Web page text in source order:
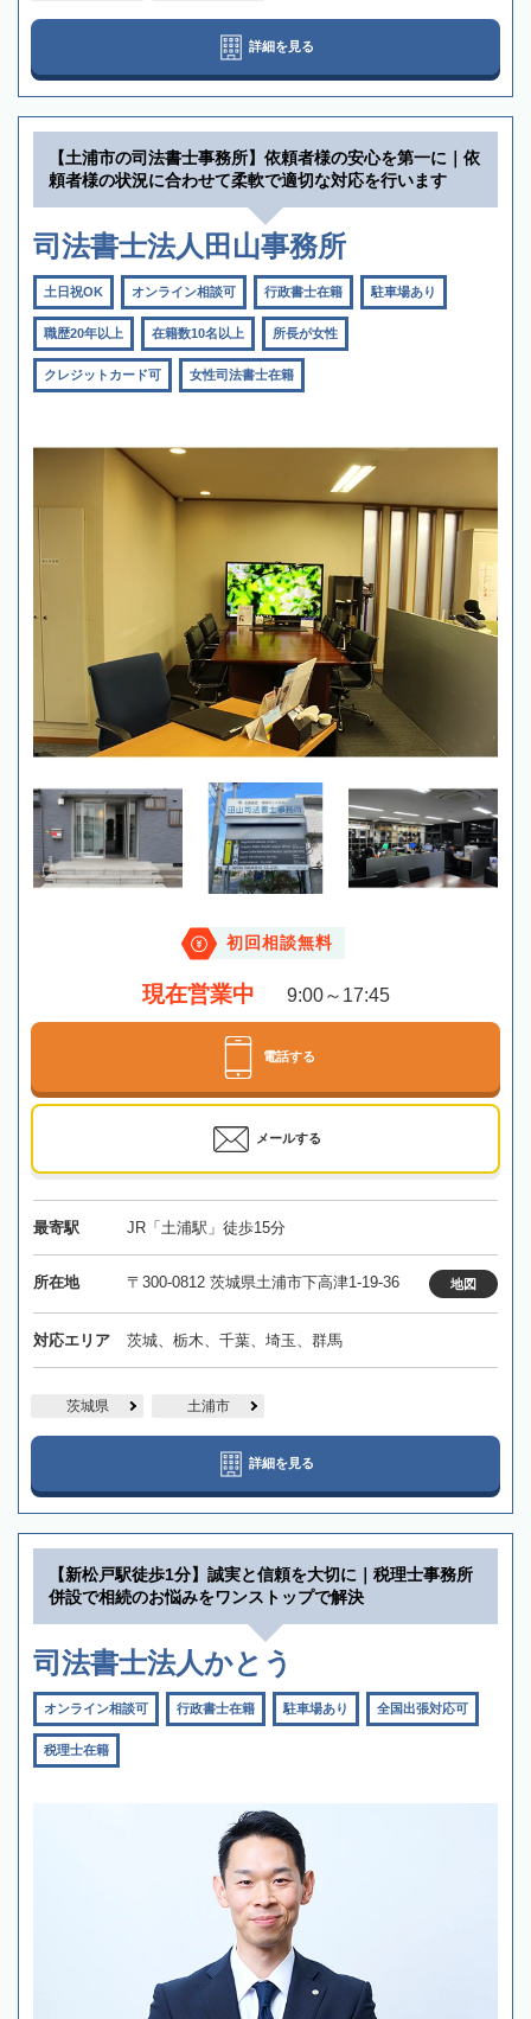
詳細を見る
【土浦市の司法書士事務所】依頼者様の安心を第一に｜依
頼者様の状況に合わせて柔軟で適切な対応を行います
司法書士法人田山事務所
土日祝OK オンライン相談可 行政書士在籍 駐車場あり
職歴20年以上 在籍数10名以上 所長が女性
クレジットカード可 女性司法書士在籍
初回相談無料
現在営業中 9:00～17:45
電話する
メールする
最寄駅 JR「土浦駅」徒歩15分
所在地 〒300-0812 茨城県土浦市下高津1-19-36 地図
対応エリア 茨城、栃木、千葉、埼玉、群馬
茨城県 土浦市
詳細を見る
【新松戸駅徒歩1分】誠実と信頼を大切に｜税理士事務所
併設で相続のお悩みをワンストップで解決
司法書士法人かとう
オンライン相談可 行政書士在籍 駐車場あり 全国出張対応可
税理士在籍